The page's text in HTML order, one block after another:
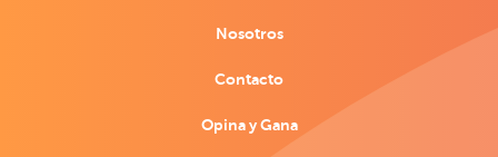
Nosotros
Contacto
Opina y Gana